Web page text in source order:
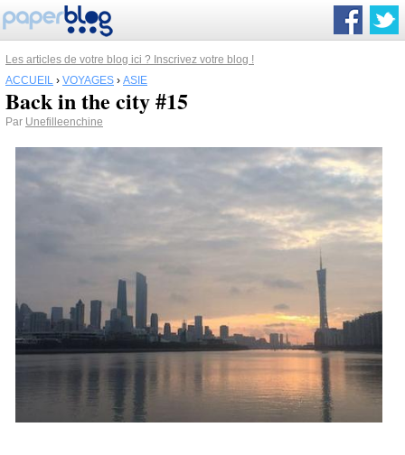
Les articles de votre blog ici ? Inscrivez votre blog !
ACCUEIL › VOYAGES › ASIE
Back in the city #15
Par Unefilleenchine